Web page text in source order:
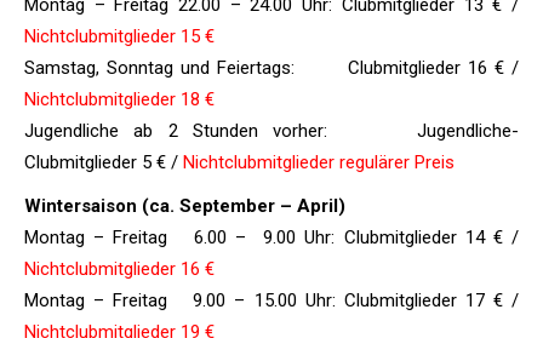
Montag – Freitag 22.00 – 24.00 Uhr: Clubmitglieder 13 € /
Nichtclubmitglieder 15 €
Samstag, Sonntag und Feiertags: Clubmitglieder 16 € /
Nichtclubmitglieder 18 €
Jugendliche ab 2 Stunden vorher: Jugendliche-
Clubmitglieder 5 € / Nichtclubmitglieder regulärer Preis
Wintersaison (ca. September – April)
Montag – Freitag 6.00 – 9.00 Uhr: Clubmitglieder 14 € /
Nichtclubmitglieder 16 €
Montag – Freitag 9.00 – 15.00 Uhr: Clubmitglieder 17 € /
Nichtclubmitglieder 19 €